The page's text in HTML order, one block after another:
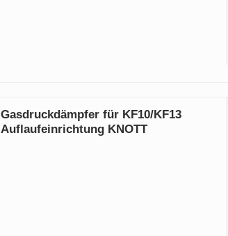
Gasdruckdämpfer für KF10/KF13
Auflaufeinrichtung KNOTT